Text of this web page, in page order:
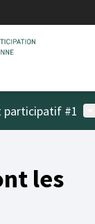
participatif #1
les